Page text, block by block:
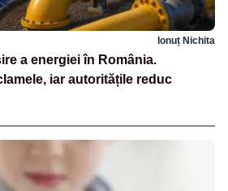
Ionuț Nichita
a energiei în România.
iar autoritățile reduc